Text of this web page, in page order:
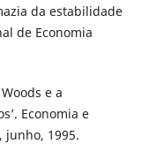
da estabilidade
de Economia
e a
Economia e
junho, 1995.